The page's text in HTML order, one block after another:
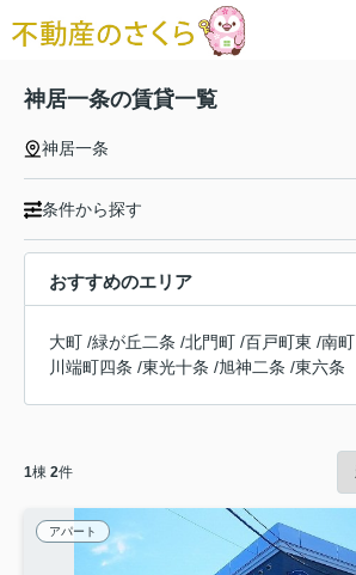
神居一条の賃貸一覧
神居一条
条件から探す
おすすめのエリア
大町 /緑が丘二条 /北門町 /百戸町東 /南町
川端町四条 /東光十条 /旭神二条 /東六条
1棟 2件
アパート